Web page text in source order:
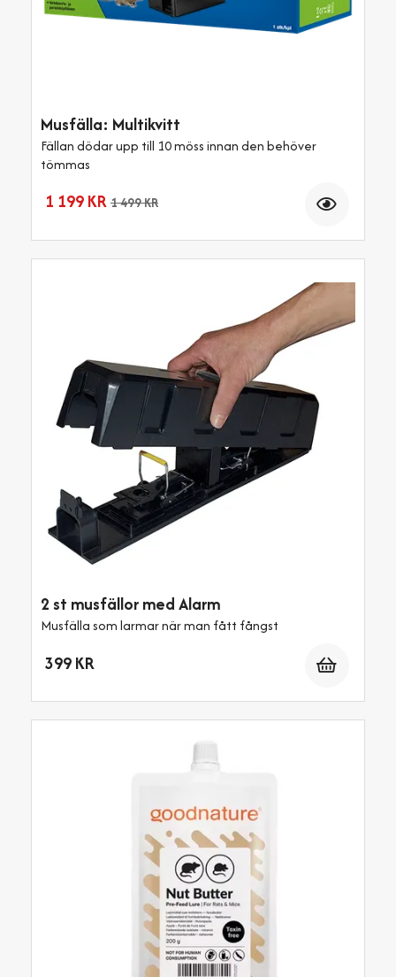
Musfälla: Multikvitt
Fällan dödar upp till 10 möss innan den behöver
tömmas
1 199 KR 1 499 KR
2 st musfällor med Alarm
Musfälla som larmar när man fått fångst
399 KR